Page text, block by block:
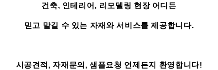
건축, 인테리어, 리모델링 현장 어디든
믿고 맡길 수 있는 자재와 서비스를 제공합니다.
시공견적, 자재문의, 샘플요청 언제든지 환영합니다!